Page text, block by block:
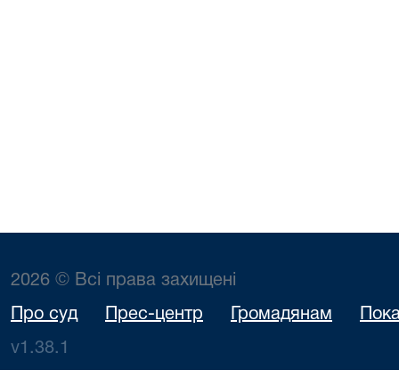
2026 © Всі права захищені
Про суд Прес-центр Громадянам
v1.38.1